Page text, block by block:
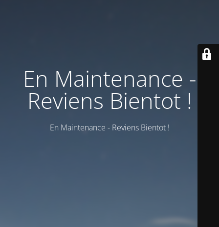
En Maintenance -
Reviens Bientot !
En Maintenance - Reviens Bientot !